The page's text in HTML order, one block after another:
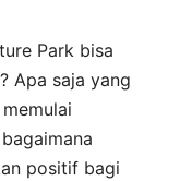
Park bisa
Apa saja yang
positif bagi